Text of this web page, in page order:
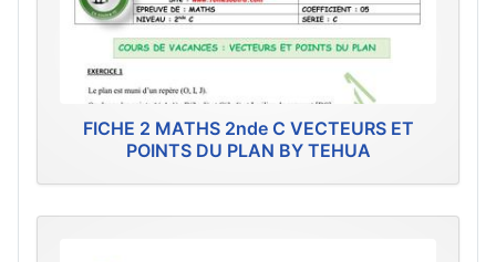
FICHE 2 MATHS 2nde C VECTEURS ET
POINTS DU PLAN BY TEHUA